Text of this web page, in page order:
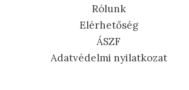
Rólunk
Elérhetőség
ÁSZF
Adatvédelmi nyilatkozat